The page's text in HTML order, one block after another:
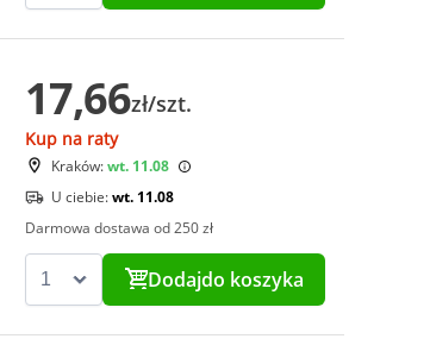
17,66zł/szt.
Kup na raty
Kraków:wt. 11.08
U ciebie:wt. 11.08
Darmowa dostawa od 250 zł
Dodajdo koszyka